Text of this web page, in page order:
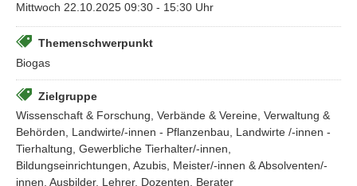
Wir laden Sie herzlich zur Veranstaltung ein.
Mittwoch 22.10.2025 09:30 - 15:30 Uhr
Themenschwerpunkt
Biogas
Zielgruppe
Wissenschaft & Forschung, Verbände & Vereine, Verwaltung &
Behörden, Landwirte/-innen - Pflanzenbau, Landwirte /-innen -
Tierhaltung, Gewerbliche Tierhalter/-innen,
Bildungseinrichtungen, Azubis, Meister/-innen & Absolventen/-
innen, Ausbilder, Lehrer, Dozenten, Berater